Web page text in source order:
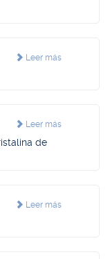
Leer más
Leer más
de
Leer más